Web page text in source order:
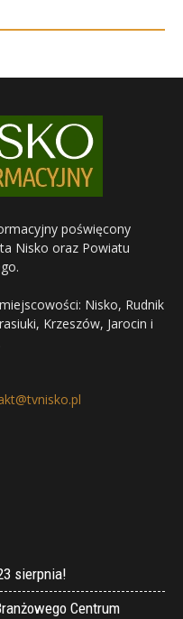
poświęcony
Nisko oraz Powiatu
Nisko, Rudnik
Krzeszów, Jarocin i
sierpnia!
Centrum